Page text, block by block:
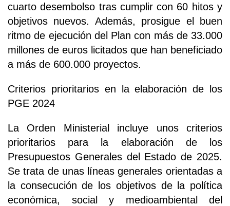
cuarto desembolso tras cumplir con 60 hitos y
objetivos nuevos. Además, prosigue el buen
ritmo de ejecución del Plan con más de 33.000
millones de euros licitados que han beneficiado
a más de 600.000 proyectos.
Criterios prioritarios en la elaboración de los
PGE 2024
La Orden Ministerial incluye unos criterios
prioritarios para la elaboración de los
Presupuestos Generales del Estado de 2025.
Se trata de unas líneas generales orientadas a
la consecución de los objetivos de la política
económica, social y medioambiental del